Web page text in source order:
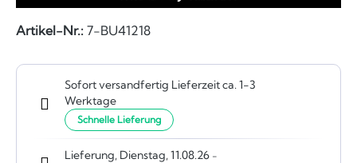
Artikel-Nr.: 7-BU41218
Sofort versandfertig Lieferzeit ca. 1-3
Werktage
Schnelle Lieferung
Lieferung, Dienstag, 11.08.26 -